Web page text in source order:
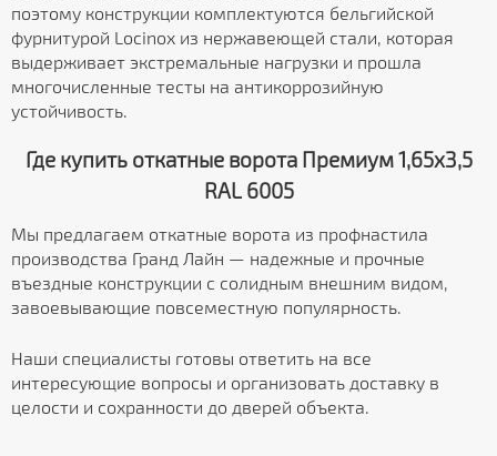
поэтому конструкции комплектуются бельгийской
фурнитурой Locinox из нержавеющей стали, которая
выдерживает экстремальные нагрузки и прошла
многочисленные тесты на антикоррозийную
устойчивость.
Где купить откатные ворота Премиум 1,65х3,5
RAL 6005
Мы предлагаем откатные ворота из профнастила
производства Гранд Лайн — надежные и прочные
въездные конструкции с солидным внешним видом,
завоевывающие повсеместную популярность.
Наши специалисты готовы ответить на все
интересующие вопросы и организовать доставку в
целости и сохранности до дверей объекта.